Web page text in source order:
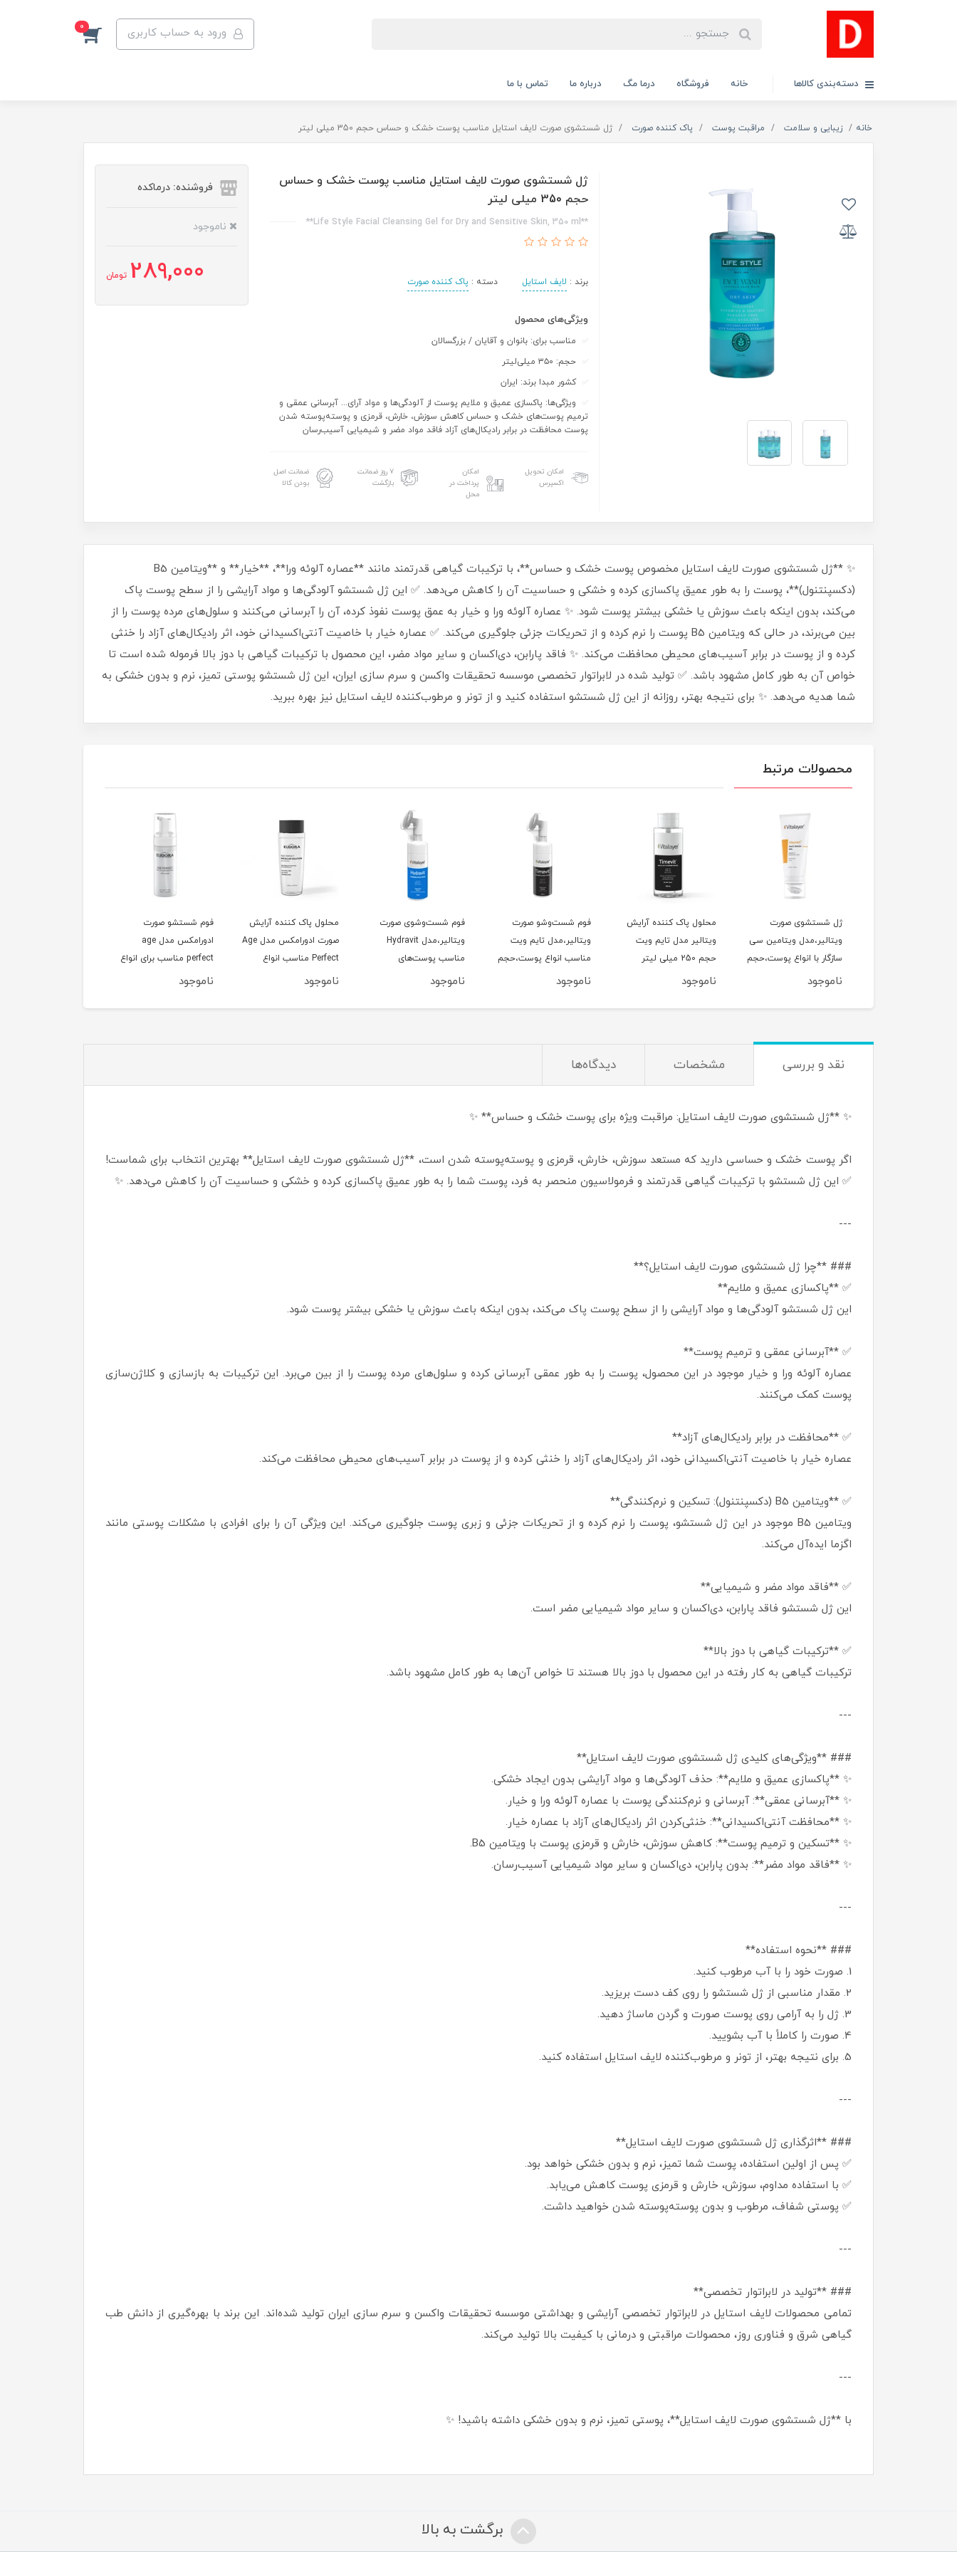
ورود به حساب کاربری 0
دسته‌بندی کالاها خانه فروشگاه درما مگ درباره ما تماس با ما
خانه زیبایی و سلامت مراقبت پوست پاک کننده صورت ژل شستشوی صورت لایف استایل مناسب پوست خشک و حساس حجم 350 میلی لیتر
ژل شستشوی صورت لایف استایل مناسب پوست خشک و حساس
حجم 350 میلی لیتر
**Life Style Facial Cleansing Gel for Dry and Sensitive Skin, 350 ml**
برند : لایف استایل دسته : پاک کننده صورت
ویژگی‌های محصول
مناسب برای: بانوان و آقایان / بزرگسالان
حجم: ۳۵۰ میلی‌لیتر
کشور مبدا برند: ایران
ویژگی‌ها: پاکسازی عمیق و ملایم پوست از آلودگی‌ها و مواد آرای... آبرسانی عمقی و
ترمیم پوست‌های خشک و حساس کاهش سوزش، خارش، قرمزی و پوسته‌پوسته شدن
پوست محافظت در برابر رادیکال‌های آزاد فاقد مواد مضر و شیمیایی آسیب‌رسان
امکان تحویل
اکسپرس
امکان
پرداخت در
محل
۷ روز ضمانت
بازگشت
ضمانت اصل
بودن کالا
فروشنده: درماکده
ناموجود
289,000 تومان
✨ **ژل شستشوی صورت لایف استایل مخصوص پوست خشک و حساس**، با ترکیبات گیاهی قدرتمند مانند **عصاره آلوئه ورا**، **خیار** و **ویتامین B5
(دکسپنتنول)**، پوست را به طور عمیق پاکسازی کرده و خشکی و حساسیت آن را کاهش می‌دهد. ✅ این ژل شستشو آلودگی‌ها و مواد آرایشی را از سطح پوست پاک
می‌کند، بدون اینکه باعث سوزش یا خشکی بیشتر پوست شود. ✨ عصاره آلوئه ورا و خیار به عمق پوست نفوذ کرده، آن را آبرسانی می‌کنند و سلول‌های مرده پوست را از
بین می‌برند، در حالی که ویتامین B5 پوست را نرم کرده و از تحریکات جزئی جلوگیری می‌کند. ✅ عصاره خیار با خاصیت آنتی‌اکسیدانی خود، اثر رادیکال‌های آزاد را خنثی
کرده و از پوست در برابر آسیب‌های محیطی محافظت می‌کند. ✨ فاقد پارابن، دی‌اکسان و سایر مواد مضر، این محصول با ترکیبات گیاهی با دوز بالا فرموله شده است تا
خواص آن به طور کامل مشهود باشد. ✅ تولید شده در لابراتوار تخصصی موسسه تحقیقات واکسن و سرم سازی ایران، این ژل شستشو پوستی تمیز، نرم و بدون خشکی به
شما هدیه می‌دهد. ✨ برای نتیجه بهتر، روزانه از این ژل شستشو استفاده کنید و از تونر و مرطوب‌کننده لایف استایل نیز بهره ببرید.
محصولات مرتبط
ژل شستشوی صورت
ویتالیر،مدل ویتامین سی
سازگار با انواع پوست،حجم
200 میلی‌لیتر
ناموجود
محلول پاک کننده آرایش
ویتالیر مدل تایم ویت
حجم 250 میلی لیتر
ناموجود
فوم شست‌وشو صورت
ویتالیر،مدل تایم ویت
مناسب انواع پوست،حجم
150 میلی‌لیتر
ناموجود
فوم شست‌وشوی صورت
ویتالیر،مدل Hydravit
مناسب پوست‌های
خشک،حجم 150 میلی‌لیتر
ناموجود
محلول پاک کننده آرایش
صورت ادورامکس مدل Age
Perfect مناسب انواع
ناموجود
فوم شستشو صورت
ادورامکس مدل age
perfect مناسب برای انواع
ناموجود
نقد و بررسی مشخصات دیدگاه‌ها
✨ **ژل شستشوی صورت لایف استایل: مراقبت ویژه برای پوست خشک و حساس** ✨
اگر پوست خشک و حساسی دارید که مستعد سوزش، خارش، قرمزی و پوسته‌پوسته شدن است، **ژل شستشوی صورت لایف استایل** بهترین انتخاب برای شماست!
✅ این ژل شستشو با ترکیبات گیاهی قدرتمند و فرمولاسیون منحصر به فرد، پوست شما را به طور عمیق پاکسازی کرده و خشکی و حساسیت آن را کاهش می‌دهد. ✨
---
### **چرا ژل شستشوی صورت لایف استایل؟**
✅ **پاکسازی عمیق و ملایم**
این ژل شستشو آلودگی‌ها و مواد آرایشی را از سطح پوست پاک می‌کند، بدون اینکه باعث سوزش یا خشکی بیشتر پوست شود.
✅ **آبرسانی عمقی و ترمیم پوست**
عصاره آلوئه ورا و خیار موجود در این محصول، پوست را به طور عمقی آبرسانی کرده و سلول‌های مرده پوست را از بین می‌برد. این ترکیبات به بازسازی و کلاژن‌سازی
پوست کمک می‌کنند.
✅ **محافظت در برابر رادیکال‌های آزاد**
عصاره خیار با خاصیت آنتی‌اکسیدانی خود، اثر رادیکال‌های آزاد را خنثی کرده و از پوست در برابر آسیب‌های محیطی محافظت می‌کند.
✅ **ویتامین B5 (دکسپنتنول): تسکین و نرم‌کنندگی**
ویتامین B5 موجود در این ژل شستشو، پوست را نرم کرده و از تحریکات جزئی و زبری پوست جلوگیری می‌کند. این ویژگی آن را برای افرادی با مشکلات پوستی مانند
اگزما ایده‌آل می‌کند.
✅ **فاقد مواد مضر و شیمیایی**
این ژل شستشو فاقد پارابن، دی‌اکسان و سایر مواد شیمیایی مضر است.
✅ **ترکیبات گیاهی با دوز بالا**
ترکیبات گیاهی به کار رفته در این محصول با دوز بالا هستند تا خواص آن‌ها به طور کامل مشهود باشد.
---
### **ویژگی‌های کلیدی ژل شستشوی صورت لایف استایل**
✨ **پاکسازی عمیق و ملایم**: حذف آلودگی‌ها و مواد آرایشی بدون ایجاد خشکی.
✨ **آبرسانی عمقی**: آبرسانی و نرم‌کنندگی پوست با عصاره آلوئه ورا و خیار.
✨ **محافظت آنتی‌اکسیدانی**: خنثی‌کردن اثر رادیکال‌های آزاد با عصاره خیار.
✨ **تسکین و ترمیم پوست**: کاهش سوزش، خارش و قرمزی پوست با ویتامین B5.
✨ **فاقد مواد مضر**: بدون پارابن، دی‌اکسان و سایر مواد شیمیایی آسیب‌رسان.
---
### **نحوه استفاده**
1. صورت خود را با آب مرطوب کنید.
2. مقدار مناسبی از ژل شستشو را روی کف دست بریزید.
3. ژل را به آرامی روی پوست صورت و گردن ماساژ دهید.
4. صورت را کاملاً با آب بشویید.
5. برای نتیجه بهتر، از تونر و مرطوب‌کننده لایف استایل استفاده کنید.
---
### **اثرگذاری ژل شستشوی صورت لایف استایل**
✅ پس از اولین استفاده، پوست شما تمیز، نرم و بدون خشکی خواهد بود.
✅ با استفاده مداوم، سوزش، خارش و قرمزی پوست کاهش می‌یابد.
✅ پوستی شفاف، مرطوب و بدون پوسته‌پوسته شدن خواهید داشت.
---
### **تولید در لابراتوار تخصصی**
تمامی محصولات لایف استایل در لابراتوار تخصصی آرایشی و بهداشتی موسسه تحقیقات واکسن و سرم سازی ایران تولید شده‌اند. این برند با بهره‌گیری از دانش طب
گیاهی شرق و فناوری روز، محصولات مراقبتی و درمانی با کیفیت بالا تولید می‌کند.
---
با **ژل شستشوی صورت لایف استایل**، پوستی تمیز، نرم و بدون خشکی داشته باشید! ✨
برگشت به بالا